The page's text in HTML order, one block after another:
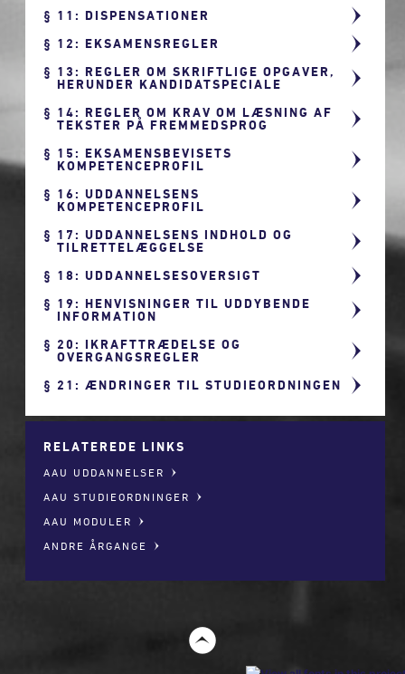
11: DISPENSATIONER
12: EKSAMENSREGLER
13: REGLER OM SKRIFTLIGE OPGAVER,
HERUNDER KANDIDATSPECIALE
14: REGLER OM KRAV OM LÆSNING AF
TEKSTER PÅ FREMMEDSPROG
15: EKSAMENSBEVISETS
KOMPETENCEPROFIL
16: UDDANNELSENS
KOMPETENCEPROFIL
17: UDDANNELSENS INDHOLD OG
TILRETTELÆGGELSE
18: UDDANNELSESOVERSIGT
19: HENVISNINGER TIL UDDYBENDE
INFORMATION
20: IKRAFTTRÆDELSE OG
OVERGANGSREGLER
21: ÆNDRINGER TIL STUDIEORDNINGEN
RELATEREDE LINKS
AAU UDDANNELSER
AAU STUDIEORDNINGER
AAU MODULER
ANDRE ÅRGANGE
t